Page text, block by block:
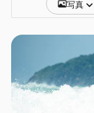
写真